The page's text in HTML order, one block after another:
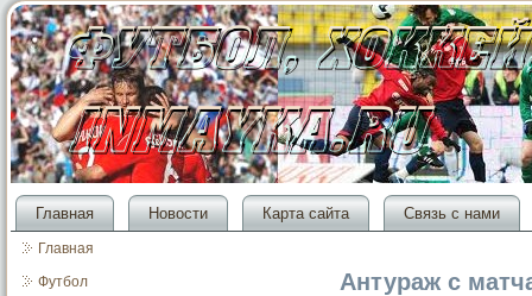
Главная Новости Карта сайта Связь с нами
Главная
Футбол
Антураж с